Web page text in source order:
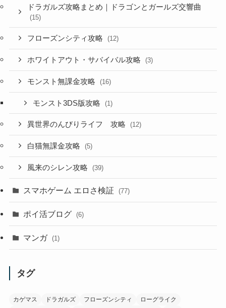
ドラガルズ攻略まとめ｜ドラゴンとガールズ交響曲
(15)
フローズンシティ攻略 (12)
ホワイトアウト・サバイバル攻略 (3)
モンスト無課金攻略 (16)
モンスト3DS版攻略 (1)
異世界のんびりライフ 攻略 (12)
白猫無課金攻略 (5)
風来のシレン攻略 (39)
スマホゲーム エロさ検証 (77)
ポイ活ブログ (6)
マンガ (1)
タグ
カゲマス ドラガルズ フローズンシティ ローグライク